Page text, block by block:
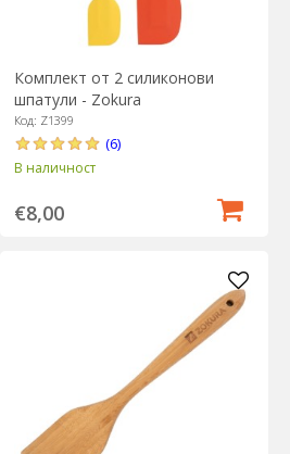
Комплект от 2 силиконови
шпатули - Zokura
Код: Z1399
(6)
В наличност
€8,00